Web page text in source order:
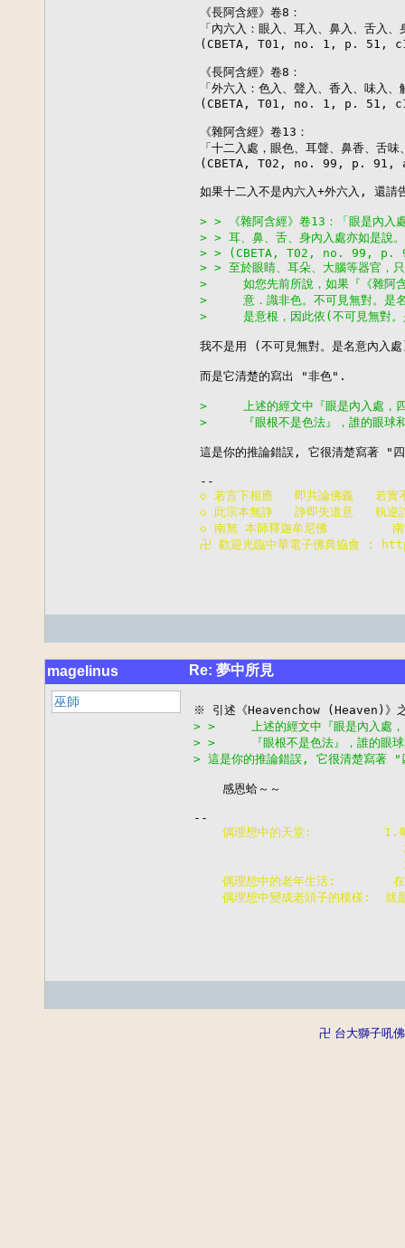
《長阿含經》卷8：
「內六入：眼入、耳入、鼻入、舌入
(CBETA, T01, no. 1, p. 51,
《長阿含經》卷8：
「外六入：色入、聲入、香入、味入
(CBETA, T01, no. 1, p. 51,
《雜阿含經》卷13：
「十二入處，眼色、耳聲、鼻香、舌
(CBETA, T02, no. 99, p. 91,
如果十二入不是內六入+外六入, 還請
> > 《雜阿含經》卷13：「眼是內入
> > 耳、鼻、舌、身內入處亦如是說
> > (CBETA, T02, no. 99, p.
> > 至於眼睛、耳朵、大腦等器官，
>     如您先前所說，如果『《雜阿含
>     意．識非色。不可見無對。是名
>     是意根，因此依(不可見無對。
我不是用 (不可見無對。是名意內入
而是它清楚的寫出 "非色".
>     上述的經文中『眼是內入處，
>     『眼根不是色法』，誰的眼球和
這是你的推論錯誤, 它很清楚寫著 "
◇ 若言下相應   即共論佛義   若實
◇ 此宗本無諍   諍即失道意   執逆
◇ 南無 本師釋迦牟尼佛         南
卍 歡迎光臨中華電子佛典協會 :
magelinus Re: 夢中所見
巫師
> >     上述的經文中『眼是內入處，
> >     『眼根不是色法』，誰的眼球
> 這是你的推論錯誤, 它很清楚寫著
    感恩蛤～～
偶理想中的天堂:          1.
2.
3.
偶理想中的老年生活:        在
偶理想中變成老頭子的模樣:  就
卍 台大獅子吼